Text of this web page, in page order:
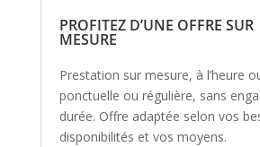
PROFITEZ D’UNE OFFRE SUR
MESURE
Prestation sur mesure, à l’heure
ponctuelle ou régulière, sans
durée. Offre adaptée selon vos
disponibilités et vos moyens.